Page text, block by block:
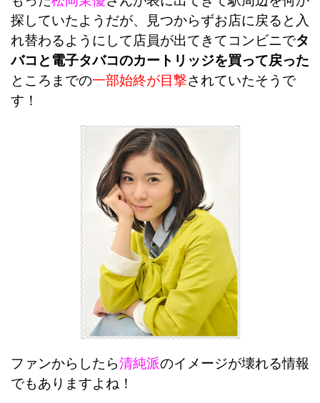
探していたようだが、見つからずお店に戻ると入
れ替わるようにして店員が出てきてコンビニでタ
バコと電子タバコのカートリッジを買って戻った
ところまでの一部始終が目撃されていたそうで
す！
ファンからしたら清純派のイメージが壊れる情報
でもありますよね！